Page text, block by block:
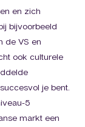
en zich
bijvoorbeeld
de VS en
ook culturele
je bent.
5
markt een